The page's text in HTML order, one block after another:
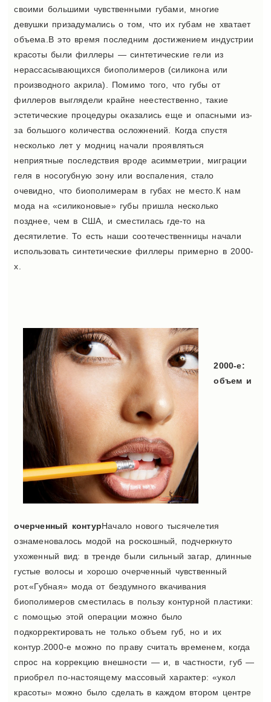
своими большими чувственными губами, многие
девушки призадумались о том, что их губам не хватает
объема.В это время последним достижением индустрии
красоты были филлеры — синтетические гели из
нерассасывающихся биополимеров (силикона или
производного акрила). Помимо того, что губы от
филлеров выглядели крайне неестественно, такие
эстетические процедуры оказались еще и опасными из-
за большого количества осложнений. Когда спустя
несколько лет у модниц начали проявляться
неприятные последствия вроде асимметрии, миграции
геля в носогубную зону или воспаления, стало
очевидно, что биополимерам в губах не место.К нам
мода на «силиконовые» губы пришла несколько
позднее, чем в США, и сместилась где-то на
десятилетие. То есть наши соотечественницы начали
использовать синтетические филлеры примерно в 2000-
х.
2000-е:
объем и
очерченный контурНачало нового тысячелетия
ознаменовалось модой на роскошный, подчеркнуто
ухоженный вид: в тренде были сильный загар, длинные
густые волосы и хорошо очерченный чувственный
рот.«Губная» мода от бездумного вкачивания
биополимеров сместилась в пользу контурной пластики:
с помощью этой операции можно было
подкорректировать не только объем губ, но и их
контур.2000-е можно по праву считать временем, когда
спрос на коррекцию внешности — и, в частности, губ —
приобрел по-настоящему массовый характер: «укол
красоты» можно было сделать в каждом втором центре